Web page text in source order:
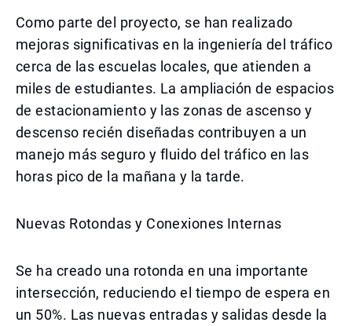
Como parte del proyecto, se han realizado
mejoras significativas en la ingeniería del tráfico
cerca de las escuelas locales, que atienden a
miles de estudiantes. La ampliación de espacios
de estacionamiento y las zonas de ascenso y
descenso recién diseñadas contribuyen a un
manejo más seguro y fluido del tráfico en las
horas pico de la mañana y la tarde.
Nuevas Rotondas y Conexiones Internas
Se ha creado una rotonda en una importante
intersección, reduciendo el tiempo de espera en
un 50%. Las nuevas entradas y salidas desde la